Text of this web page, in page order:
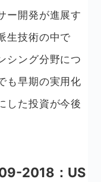
ー開発が進展す
生技術の中で
シング分野につ
も早期の実用化
した投資が今後
2018：US